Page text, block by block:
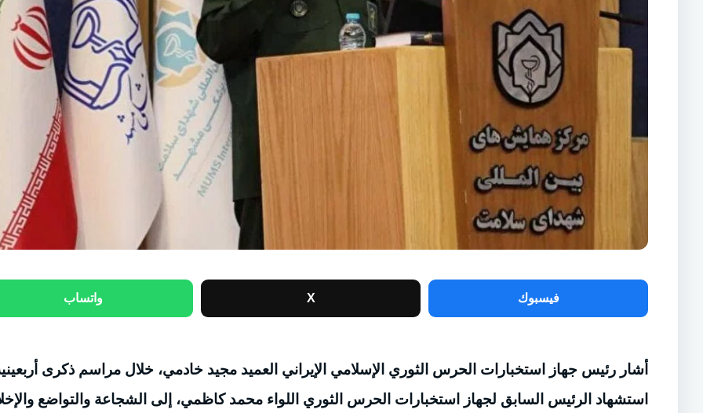
فيسبوك X واتساب
أشار رئيس جهاز استخبارات الحرس الثوري الإسلامي الإيراني العميد مجيد خادمي، خلال مراسم ذكرى
استشهاد الرئيس السابق لجهاز استخبارات الحرس الثوري اللواء محمد كاظمي، إلى الشجاعة والتواضع